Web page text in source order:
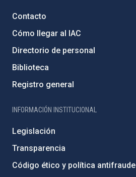
Contacto
Cómo llegar al IAC
Directorio de personal
Biblioteca
Registro general
INFORMACIÓN INSTITUCIONAL
Legislación
Transparencia
Código ético y política antifraude